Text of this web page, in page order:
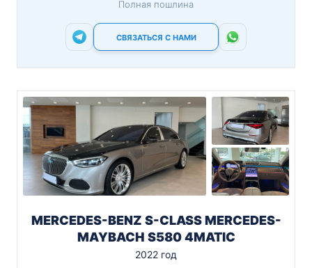
Полная пошлина
СВЯЗАТЬСЯ С НАМИ
MERCEDES-BENZ S-CLASS MERCEDES-
MAYBACH S580 4MATIC
2022 год